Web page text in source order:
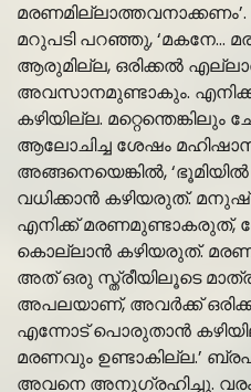
മറുപടി പറഞ്ഞു, ‘മകനേ…
ആരുമില്ല, ഒരിക്കൽ
അവസാനമുണ്ടാകും.
കഴിയില്ല. മറ്റെന്തെങ്കിലും
ആലോചിച്ച ശേഷം
അങ്ങനെയെങ്കിൽ,
വധിക്കാൻ കഴിയരുത്.
എനിക്ക് മരണമുണ്ടാകരുത്,
കൊല്ലാൻ കഴിയരുത്.
അത് ഒരു സ്ത്രീയിലൂടെ
അപലയാണ്, അവർക്ക്
എന്നോട് പൊരുതാൻ
മരണവും ഉണ്ടാകില്ല.’
അവനെ അനുഗ്രഹിച്ചു.